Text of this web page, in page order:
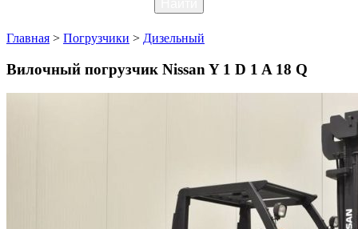
Главная > Погрузчики > Дизельный
Вилочный погрузчик Nissan Y 1 D 1 A 18 Q